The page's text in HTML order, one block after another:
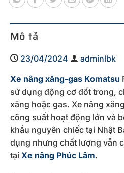
Mô tả
23/04/2024
adminlbk
Xe nâng xăng-gas Komatsu
sử dụng động cơ đốt trong,
xăng hoặc gas. Xe nâng
công suất hoạt động lớn và
khẩu nguyên chiếc tại Nhật
dụng nhưng chất lượng vẫn
tại Xe nâng Phúc Lâm.